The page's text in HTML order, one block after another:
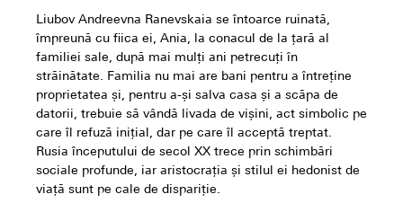
Liubov Andreevna Ranevskaia se întoarce ruinată,
împreună cu fiica ei, Ania, la conacul de la țară al
familiei sale, după mai mulți ani petrecuți în
străinătate. Familia nu mai are bani pentru a întreține
proprietatea și, pentru a-și salva casa și a scăpa de
datorii, trebuie să vândă livada de vișini, act simbolic pe
care îl refuză inițial, dar pe care îl acceptă treptat.
Rusia începutului de secol XX trece prin schimbări
sociale profunde, iar aristocrația și stilul ei hedonist de
viață sunt pe cale de dispariție.